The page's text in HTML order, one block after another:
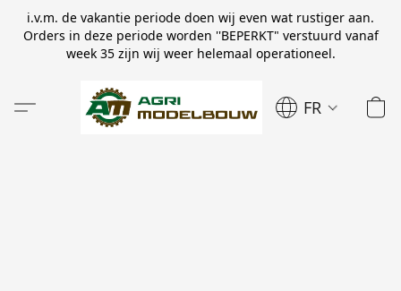
i.v.m. de vakantie periode doen wij even wat rustiger aan.
Orders in deze periode worden ''BEPERKT" verstuurd vanaf
week 35 zijn wij weer helemaal operationeel.
FR